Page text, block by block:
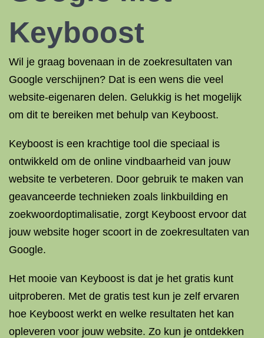
Keyboost
Wil je graag bovenaan in de zoekresultaten van
Google verschijnen? Dat is een wens die veel
website-eigenaren delen. Gelukkig is het mogelijk
om dit te bereiken met behulp van Keyboost.
Keyboost is een krachtige tool die speciaal is
ontwikkeld om de online vindbaarheid van jouw
website te verbeteren. Door gebruik te maken van
geavanceerde technieken zoals linkbuilding en
zoekwoordoptimalisatie, zorgt Keyboost ervoor dat
jouw website hoger scoort in de zoekresultaten van
Google.
Het mooie van Keyboost is dat je het gratis kunt
uitproberen. Met de gratis test kun je zelf ervaren
hoe Keyboost werkt en welke resultaten het kan
opleveren voor jouw website. Zo kun je ontdekken